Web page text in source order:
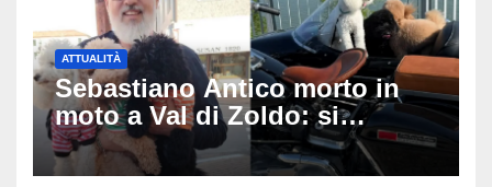
ATTUALITÀ
Sebastiano Antico morto in
moto a Val di Zoldo: si
schianta con il sidecar, salvi i
due cagnolini